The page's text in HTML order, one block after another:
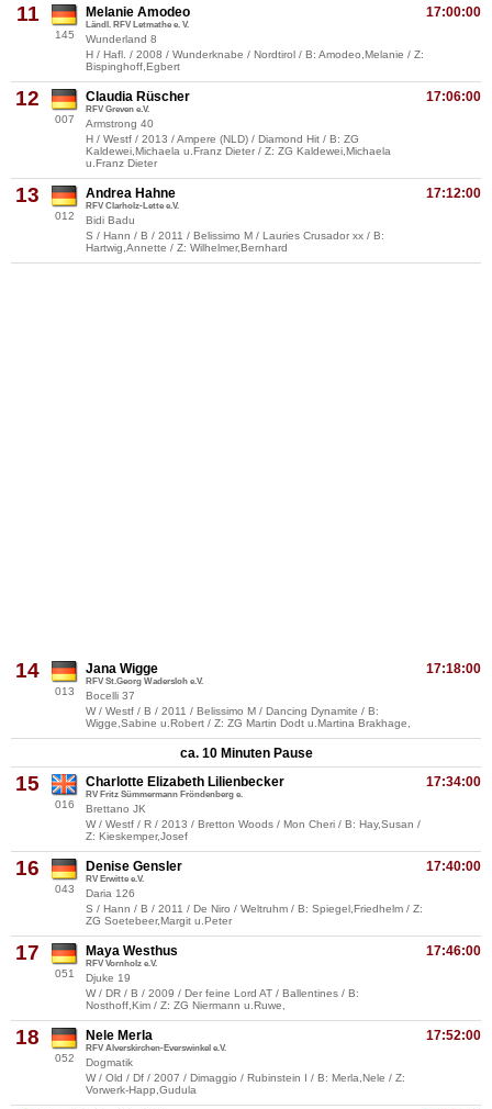
11
145
17:00:00
Melanie Amodeo
Ländl. RFV Letmathe e. V.
Wunderland 8
H / Hafl. / 2008 / Wunderknabe / Nordtirol / B: Amodeo,Melanie / Z:
Bispinghoff,Egbert
12
007
17:06:00
Claudia Rüscher
RFV Greven e.V.
Armstrong 40
H / Westf / 2013 / Ampere (NLD) / Diamond Hit / B: ZG
Kaldewei,Michaela u.Franz Dieter / Z: ZG Kaldewei,Michaela
u.Franz Dieter
13
012
17:12:00
Andrea Hahne
RFV Clarholz-Lette e.V.
Bidi Badu
S / Hann / B / 2011 / Belissimo M / Lauries Crusador xx / B:
Hartwig,Annette / Z: Wilhelmer,Bernhard
14
013
17:18:00
Jana Wigge
RFV St.Georg Wadersloh e.V.
Bocelli 37
W / Westf / B / 2011 / Belissimo M / Dancing Dynamite / B:
Wigge,Sabine u.Robert / Z: ZG Martin Dodt u.Martina Brakhage,
ca. 10 Minuten Pause
15
016
17:34:00
Charlotte Elizabeth Lilienbecker
RV Fritz Sümmermann Fröndenberg e.
Brettano JK
W / Westf / R / 2013 / Bretton Woods / Mon Cheri / B: Hay,Susan /
Z: Kieskemper,Josef
16
043
17:40:00
Denise Gensler
RV Erwitte e.V.
Daria 126
S / Hann / B / 2011 / De Niro / Weltruhm / B: Spiegel,Friedhelm / Z:
ZG Soetebeer,Margit u.Peter
17
051
17:46:00
Maya Westhus
RFV Vornholz e.V.
Djuke 19
W / DR / B / 2009 / Der feine Lord AT / Ballentines / B:
Nosthoff,Kim / Z: ZG Niermann u.Ruwe,
18
052
17:52:00
Nele Merla
RFV Alverskirchen-Everswinkel e.V.
Dogmatik
W / Old / Df / 2007 / Dimaggio / Rubinstein I / B: Merla,Nele / Z:
Vorwerk-Happ,Gudula